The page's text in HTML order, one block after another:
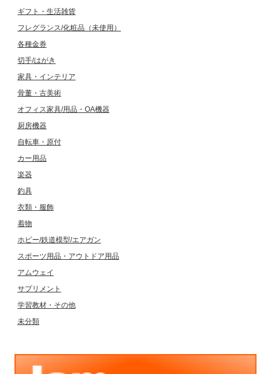
ギフト・生活雑貨
フレグランス/化粧品（未使用）
各種金券
切手/はがき
家具・インテリア
骨董・古美術
オフィス家具/用品・OA機器
厨房機器
自転車・原付
カー用品
楽器
釣具
衣類・服飾
着物
ホビー/鉄道模型/エアガン
スポーツ用品・アウトドア用品
アムウェイ
サプリメント
学習教材・その他
未分類